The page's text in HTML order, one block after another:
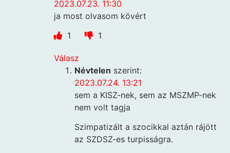
2023.07.23. 11:30
ja most olvasom kövért
1
1
Válasz
Névtelen szerint:
2023.07.24. 13:21
sem a KISZ-nek, sem az MSZMP-nek
nem volt tagja
Szimpatizált a szocikkal aztán rájött
az SZDSZ-es turpisságra.